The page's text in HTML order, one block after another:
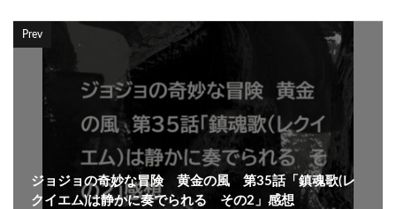
Prev
ジョジョの奇妙な冒険 黄金の風 第35話「鎮魂歌(レ
クイエム)は静かに奏でられる その2」感想